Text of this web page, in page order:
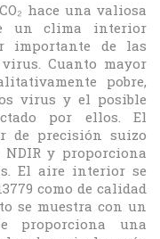
hace una valiosa
un clima interior
importante de las
Cuanto mayor
pobre,
virus y el posible
por ellos. El
de precisión suizo
NDIR y proporciona
El aire interior se
como de calidad
se muestra con un
proporciona una